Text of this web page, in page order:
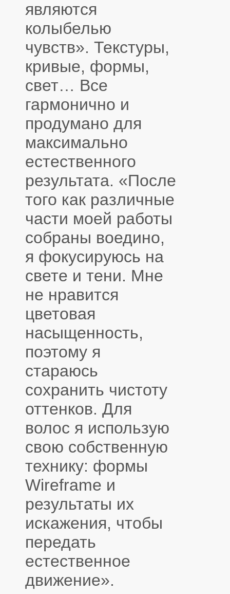
являются
колыбелью
чувств». Текстуры,
кривые, формы,
свет… Все
гармонично и
продумано для
максимально
естественного
результата. «После
того как различные
части моей работы
собраны воедино,
я фокусируюсь на
свете и тени. Мне
не нравится
цветовая
насыщенность,
поэтому я
стараюсь
сохранить чистоту
оттенков. Для
волос я использую
свою собственную
технику: формы
Wireframe и
результаты их
искажения, чтобы
передать
естественное
движение».